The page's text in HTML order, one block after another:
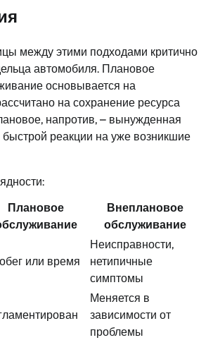
между этими подходами критично
автомобиля. Плановое
основывается на
на сохранение ресурса
напротив, – вынужденная
реакции на уже возникшие
Плановое
Внеплановое
обслуживание
или время
Неисправности,
нетипичные
симптомы
Меняется в
зависимости от
проблемы